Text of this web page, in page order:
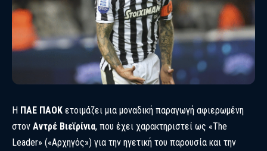
Η ΠΑΕ ΠΑΟΚ ετοιμάζει μια μοναδική παραγωγή αφιερωμένη
στον Αντρέ Βιεϊρίνια, που έχει χαρακτηριστεί ως «The
Leader» («Αρχηγός») για την ηγετική του παρουσία και την